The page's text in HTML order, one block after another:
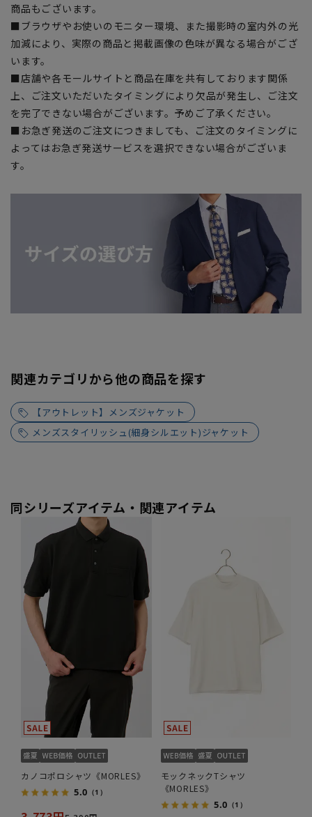
商品もございます。
■ブラウザやお使いのモニター環境、また撮影時の室内外の光
加減により、実際の商品と掲載画像の色味が異なる場合がござ
います。
■店舗や各モールサイトと商品在庫を共有しております関係
上、ご注文いただいたタイミングにより欠品が発生し、ご注文
を完了できない場合がございます。予めご了承ください。
■お急ぎ発送のご注文につきましても、ご注文のタイミングに
よってはお急ぎ発送サービスを選択できない場合がございま
す。
関連カテゴリから他の商品を探す
【アウトレット】メンズジャケット
メンズスタイリッシュ(細身シルエット)ジャケット
同シリーズアイテム・関連アイテム
カノコポロシャツ《MORLES》
5.0 （1）
モックネックTシャツ
《MORLES》
5.0 （1）